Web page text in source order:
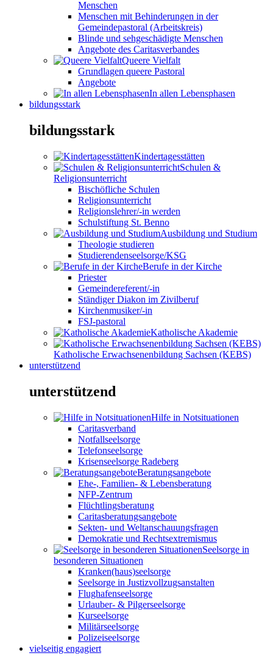
Menschen
Menschen mit Behinderungen in der
Gemeindepastoral (Arbeitskreis)
Blinde und sehgeschädigte Menschen
Angebote des Caritasverbandes
Queere Vielfalt
Grundlagen queere Pastoral
Angebote
In allen Lebensphasen
bildungsstark
bildungsstark
Kindertagesstätten
Schulen &
Religionsunterricht
Bischöfliche Schulen
Religionsunterricht
Religionslehrer/-in werden
Schulstiftung St. Benno
Ausbildung und Studium
Theologie studieren
Studierendenseelsorge/KSG
Berufe in der Kirche
Priester
Gemeindereferent/-in
Ständiger Diakon im Zivilberuf
Kirchenmusiker/-in
FSJ-pastoral
Katholische Akademie
Katholische Erwachsenenbildung Sachsen (KEBS)
unterstützend
unterstützend
Hilfe in Notsituationen
Caritasverband
Notfallseelsorge
Telefonseelsorge
Krisenseelsorge Radeberg
Beratungsangebote
Ehe-, Familien- & Lebensberatung
NFP-Zentrum
Flüchtlingsberatung
Caritasberatungsangebote
Sekten- und Weltanschauungsfragen
Demokratie und Rechtsextremismus
Seelsorge in
besonderen Situationen
Kranken(haus)seelsorge
Seelsorge in Justizvollzugsanstalten
Flughafenseelsorge
Urlauber- & Pilgerseelsorge
Kurseelsorge
Militärseelsorge
Polizeiseelsorge
vielseitig engagiert